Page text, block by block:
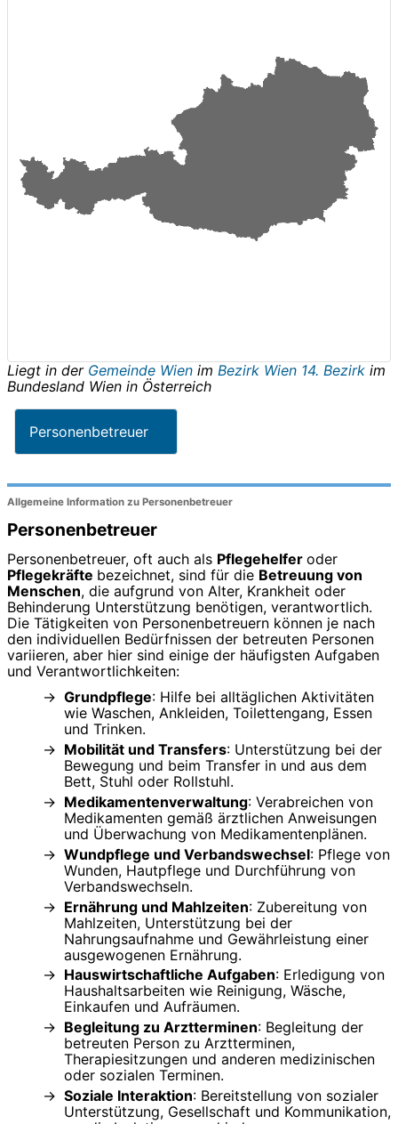
Liegt in der Gemeinde Wien im Bezirk Wien 14. Bezirk im
Bundesland Wien in Österreich
Personenbetreuer
Allgemeine Information zu Personenbetreuer
Personenbetreuer
Personenbetreuer, oft auch als Pflegehelfer oder
Pflegekräfte bezeichnet, sind für die Betreuung von
Menschen, die aufgrund von Alter, Krankheit oder
Behinderung Unterstützung benötigen, verantwortlich.
Die Tätigkeiten von Personenbetreuern können je nach
den individuellen Bedürfnissen der betreuten Personen
variieren, aber hier sind einige der häufigsten Aufgaben
und Verantwortlichkeiten:
Grundpflege: Hilfe bei alltäglichen Aktivitäten
wie Waschen, Ankleiden, Toilettengang, Essen
und Trinken.
Mobilität und Transfers: Unterstützung bei der
Bewegung und beim Transfer in und aus dem
Bett, Stuhl oder Rollstuhl.
Medikamentenverwaltung: Verabreichen von
Medikamenten gemäß ärztlichen Anweisungen
und Überwachung von Medikamentenplänen.
Wundpflege und Verbandswechsel: Pflege von
Wunden, Hautpflege und Durchführung von
Verbandswechseln.
Ernährung und Mahlzeiten: Zubereitung von
Mahlzeiten, Unterstützung bei der
Nahrungsaufnahme und Gewährleistung einer
ausgewogenen Ernährung.
Hauswirtschaftliche Aufgaben: Erledigung von
Haushaltsarbeiten wie Reinigung, Wäsche,
Einkaufen und Aufräumen.
Begleitung zu Arztterminen: Begleitung der
betreuten Person zu Arztterminen,
Therapiesitzungen und anderen medizinischen
oder sozialen Terminen.
Soziale Interaktion: Bereitstellung von sozialer
Unterstützung, Gesellschaft und Kommunikation,